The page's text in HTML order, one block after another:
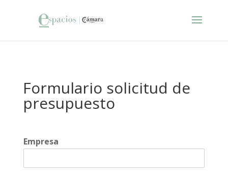
Formulario solicitud de
presupuesto
Empresa